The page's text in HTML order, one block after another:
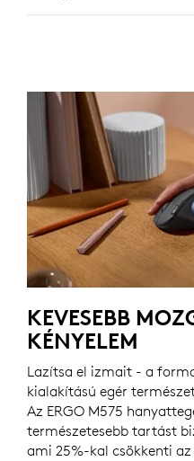
KEVESEBB
KÉNYELEM
Lazítsa el izmait - a
kialakítású egér
Az ERGO M575
természetesebb tartást
ami 25%-kal csökkenti